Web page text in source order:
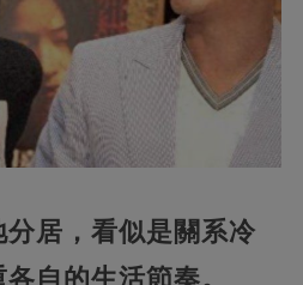
居，看似是關系冷
自的生活節奏。